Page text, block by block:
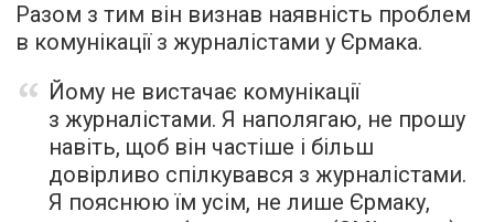
Разом з тим він визнав наявність проблем
в комунікації з журналістами у Єрмака.
Йому не вистачає комунікації
з журналістами. Я наполягаю, не прошу
навіть, щоб він частіше і більш
довірливо спілкувався з журналістами.
Я пояснюю їм усім, не лише Єрмаку,